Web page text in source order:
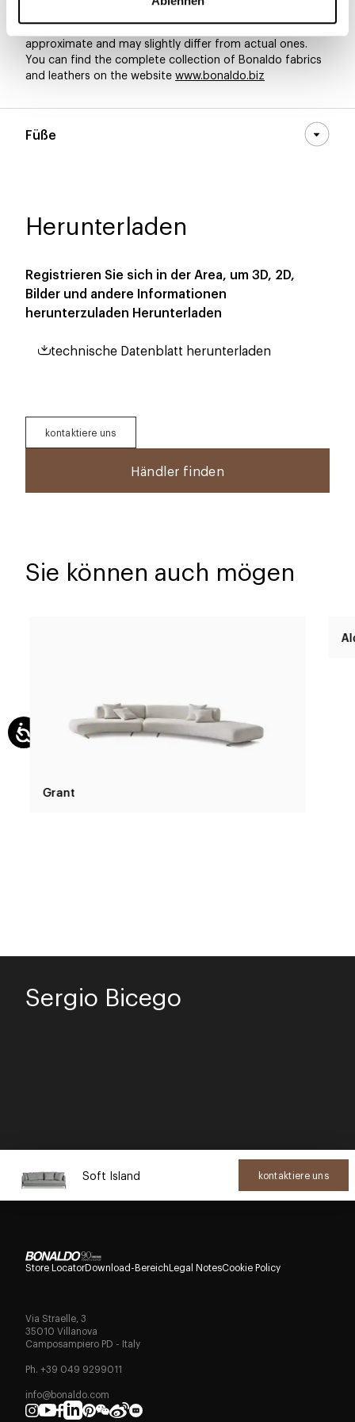
Materials, fabrics, leathers, colors and finishes are
approximate and may slightly differ from actual ones.
You can find the complete collection of Bonaldo fabrics
and leathers on the website www.bonaldo.biz
Füße
Herunterladen
Registrieren Sie sich in der Area, um 3D, 2D,
Bilder und andere Informationen
herunterzuladen Herunterladen
technische Datenblatt herunterladen
kontaktiere uns
Händler finden
Sie können auch mögen
Grant
Sergio Bicego
Soft Island kontaktiere uns
Store LocatorDownload-BereichLegal NotesCookie Policy
Via Straelle, 3
35010 Villanova
Camposampiero PD - Italy
Ph. +39 049 9299011
info@bonaldo.com